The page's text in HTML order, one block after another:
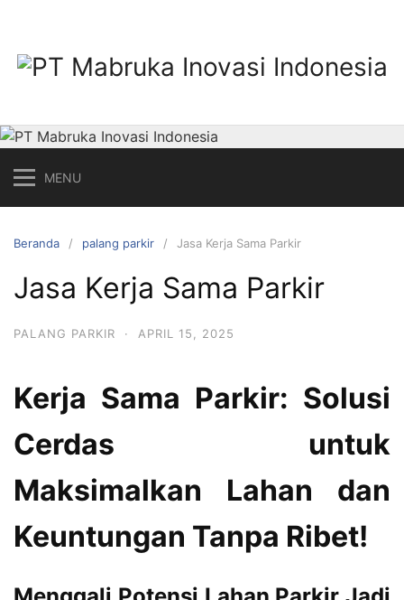
konten
MENU
Beranda palang parkir Jasa Kerja Sama Parkir
Jasa Kerja Sama Parkir
PALANG PARKIR · APRIL 15, 2025
Kerja Sama Parkir: Solusi
Cerdas untuk
Maksimalkan Lahan dan
Keuntungan Tanpa Ribet!